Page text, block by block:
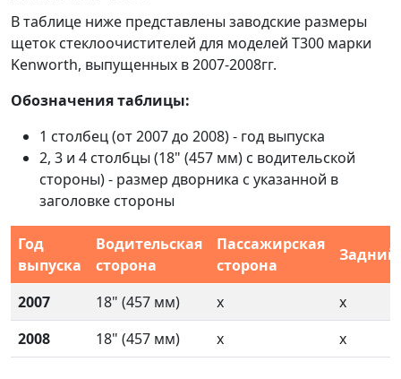
В таблице ниже представлены заводские размеры
щеток стеклоочистителей для моделей T300 марки
Kenworth, выпущенных в 2007-2008гг.
Обозначения таблицы:
1 столбец (от 2007 до 2008) - год выпуска
2, 3 и 4 столбцы (18" (457 мм) с водительской
стороны) - размер дворника с указанной в
заголовке стороны
Год
выпуска
Водительская
сторона
Пассажирская
сторона
Задний
2007 18" (457 мм) x
x
2008
18" (457 мм) x x